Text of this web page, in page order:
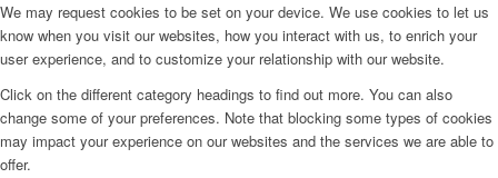
We may request cookies to be set on your device. We use cookies to let us
know when you visit our websites, how you interact with us, to enrich your
user experience, and to customize your relationship with our website.
Click on the different category headings to find out more. You can also
change some of your preferences. Note that blocking some types of cookies
may impact your experience on our websites and the services we are able to
offer.